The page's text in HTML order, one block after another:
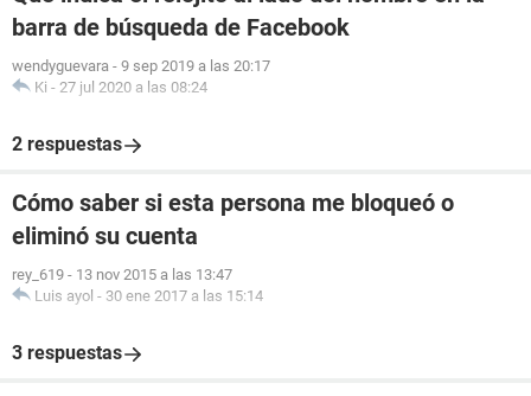
barra de búsqueda de Facebook
wendyguevara - 9 sep 2019 a las 20:17
Ki - 27 jul 2020 a las 08:24
2 respuestas
Cómo saber si esta persona me bloqueó o
eliminó su cuenta
rey_619 - 13 nov 2015 a las 13:47
Luis ayol - 30 ene 2017 a las 15:14
3 respuestas